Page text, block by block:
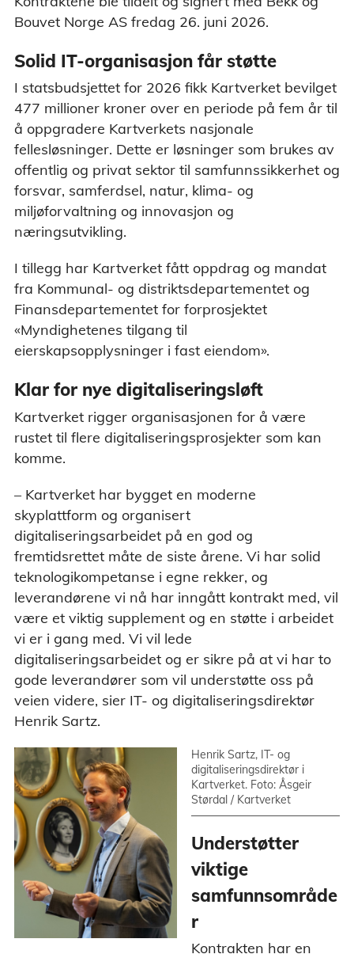
Bouvet Norge AS fredag 26. juni 2026.
Solid IT-organisasjon får støtte
I statsbudsjettet for 2026 fikk Kartverket bevilget
477 millioner kroner over en periode på fem år til
å oppgradere Kartverkets nasjonale
fellesløsninger. Dette er løsninger som brukes av
offentlig og privat sektor til samfunnssikkerhet og
forsvar, samferdsel, natur, klima- og
miljøforvaltning og innovasjon og
næringsutvikling.
I tillegg har Kartverket fått oppdrag og mandat
fra Kommunal- og distriktsdepartementet og
Finansdepartementet for forprosjektet
«Myndighetenes tilgang til
eierskapsopplysninger i fast eiendom».
Klar for nye digitaliseringsløft
Kartverket rigger organisasjonen for å være
rustet til flere digitaliseringsprosjekter som kan
komme.
– Kartverket har bygget en moderne
skyplattform og organisert
digitaliseringsarbeidet på en god og
fremtidsrettet måte de siste årene. Vi har solid
teknologikompetanse i egne rekker, og
leverandørene vi nå har inngått kontrakt med, vil
være et viktig supplement og en støtte i arbeidet
vi er i gang med. Vi vil lede
digitaliseringsarbeidet og er sikre på at vi har to
gode leverandører som vil understøtte oss på
veien videre, sier IT- og digitaliseringsdirektør
Henrik Sartz.
Henrik Sartz, IT- og
digitaliseringsdirektør i
Kartverket. Foto: Åsgeir
Størdal / Kartverket
Understøtter
viktige
samfunnsområde
r
Kontrakten har en